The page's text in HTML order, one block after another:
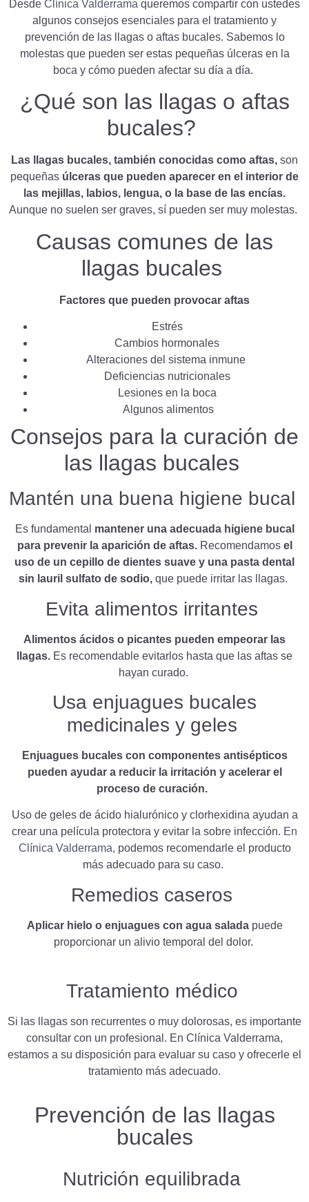
Desde Clínica Valderrama queremos compartir con ustedes
algunos consejos esenciales para el tratamiento y
prevención de las llagas o aftas bucales. Sabemos lo
molestas que pueden ser estas pequeñas úlceras en la
boca y cómo pueden afectar su día a día.
¿Qué son las llagas o aftas
bucales?
Las llagas bucales, también conocidas como aftas, son
pequeñas úlceras que pueden aparecer en el interior de
las mejillas, labios, lengua, o la base de las encías.
Aunque no suelen ser graves, sí pueden ser muy molestas.
Causas comunes de las
llagas bucales
Factores que pueden provocar aftas
Estrés
Cambios hormonales
Alteraciones del sistema inmune
Deficiencias nutricionales
Lesiones en la boca
Algunos alimentos
Consejos para la curación de
las llagas bucales
Mantén una buena higiene bucal
Es fundamental mantener una adecuada higiene bucal
para prevenir la aparición de aftas.Recomendamos el
uso de un cepillo de dientes suave y una pasta dental
sin lauril sulfato de sodio, que puede irritar las llagas.
Evita alimentos irritantes
Alimentos ácidos o picantes pueden empeorar las
llagas. Es recomendable evitarlos hasta que las aftas se
hayan curado.
Usa enjuagues bucales
medicinales y geles
Enjuagues bucales con componentes antisépticos
pueden ayudar a reducir la irritación y acelerar el
proceso de curación.
Uso de geles de ácido hialurónico y clorhexidina ayudan a
crear una película protectora y evitar la sobre infección. En
Clínica Valderrama, podemos recomendarle el producto
más adecuado para su caso.
Remedios caseros
Aplicar hielo o enjuagues con agua saladapuede
proporcionar un alivio temporal del dolor.
Tratamiento médico
Si las llagas son recurrentes o muy dolorosas, es importante
consultar con un profesional. En Clínica Valderrama,
estamos a su disposición para evaluar su caso y ofrecerle el
tratamiento más adecuado.
Prevención de las llagas
bucales
Nutrición equilibrada